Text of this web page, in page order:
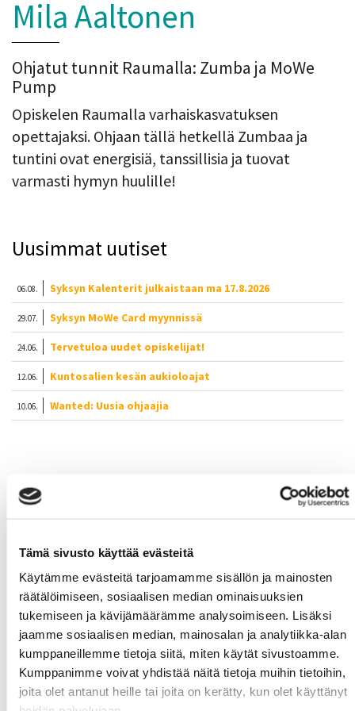
Tämä sivusto käyttää evästeitä
Käytämme evästeitä tarjoamamme sisällön ja mainosten
räätälöimiseen, sosiaalisen median ominaisuuksien
tukemiseen ja kävijämäärämme analysoimiseen. Lisäksi
jaamme sosiaalisen median, mainosalan ja analytiikka-alan
kumppaneillemme tietoja siitä, miten käytät sivustoamme.
Kumppanimme voivat yhdistää näitä tietoja muihin tietoihin,
joita olet antanut heille tai joita on kerätty, kun olet käyttänyt
Mila Aaltonen
Ohjatut tunnit Raumalla: Zumba ja MoWe
Pump
Opiskelen Raumalla varhaiskasvatuksen
opettajaksi. Ohjaan tällä hetkellä Zumbaa ja
tuntini ovat energisiä, tanssillisia ja tuovat
varmasti hymyn huulille!
Uusimmat uutiset
06.08. Syksyn Kalenterit julkaistaan ma 17.8.2026
29.07. Syksyn MoWe Card myynnissä
24.06. Tervetuloa uudet opiskelijat!
12.06. Kuntosalien kesän aukioloajat
10.06. Wanted: Uusia ohjaajia
MoWe Kalenteri